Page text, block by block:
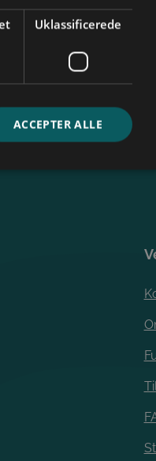
Uklassificerede
ACCEPTER ALLE